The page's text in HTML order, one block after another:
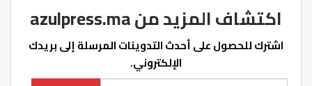
اكتشاف المزيد من azulpress.ma
اشترك للحصول على أحدث التدوينات المرسلة إلى بريدك
الإلكتروني.
كتابة بريدك الإلكتروني...